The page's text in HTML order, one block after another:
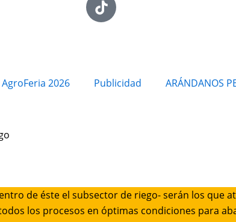
AgroFeria 2026 Publicidad ARÁNDANOS
de éste el subsector de riego- serán los que
los procesos en óptimas condiciones para